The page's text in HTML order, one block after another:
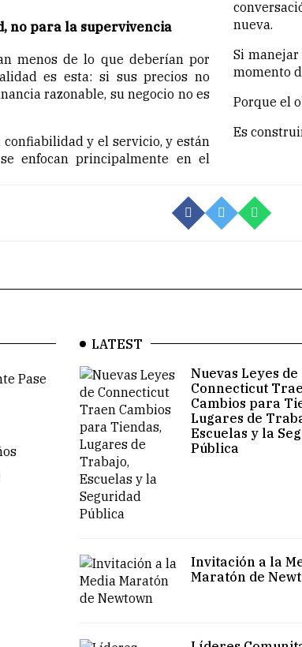
no para la supervivencia
menos de lo que deberían por
es esta: si sus precios no
razonable, su negocio no es
y el servicio, y están
enfocan principalmente en el
nueva.
Si
momento
Porque el
Es
Pase
LATEST
Nuevas Leyes de
Connecticut
Cambios para
Lugares de
Escuelas y la
Pública
Invitación a la
Maratón de